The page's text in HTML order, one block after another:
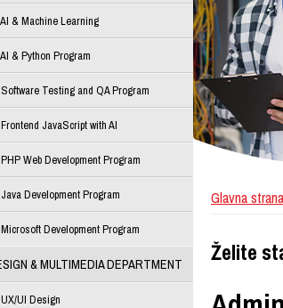
Glavna strana
Želite
AI & Machine Learning
AI & Python Program
Software Testing and QA Program
Frontend JavaScript with AI
PHP Web Development Program
Java Development Program
Microsoft Development Program
& MULTIMEDIA DEPARTMENT
UX/UI Design